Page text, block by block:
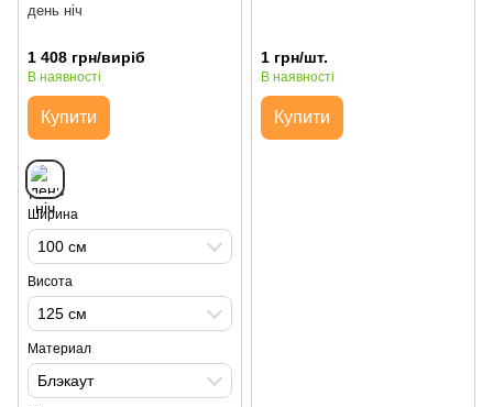
день ніч
1 408 грн/вирiб
В наявності
Купити
Ширина
100 см
Висота
125 см
Материал
Блэкаут
1 грн/шт.
В наявності
Купити